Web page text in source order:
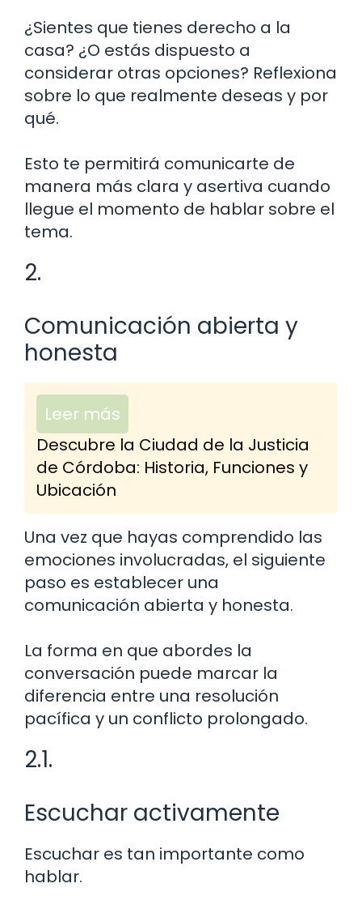
¿Sientes que tienes derecho a la
casa? ¿O estás dispuesto a
considerar otras opciones? Reflexiona
sobre lo que realmente deseas y por
qué.
Esto te permitirá comunicarte de
manera más clara y asertiva cuando
llegue el momento de hablar sobre el
tema.
2.
Comunicación abierta y
honesta
Leer más
Descubre la Ciudad de la Justicia
de Córdoba: Historia, Funciones y
Ubicación
Una vez que hayas comprendido las
emociones involucradas, el siguiente
paso es establecer una
comunicación abierta y honesta.
La forma en que abordes la
conversación puede marcar la
diferencia entre una resolución
pacífica y un conflicto prolongado.
2.1.
Escuchar activamente
Escuchar es tan importante como
hablar.